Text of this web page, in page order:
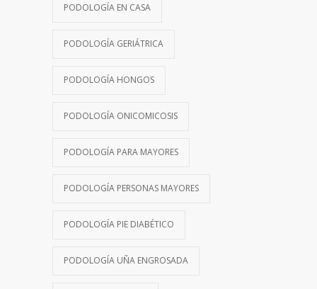
PODOLOGÍA EN CASA
PODOLOGÍA GERIÁTRICA
PODOLOGÍA HONGOS
PODOLOGÍA ONICOMICOSIS
PODOLOGÍA PARA MAYORES
PODOLOGÍA PERSONAS MAYORES
PODOLOGÍA PIE DIABÉTICO
PODOLOGÍA UÑA ENGROSADA